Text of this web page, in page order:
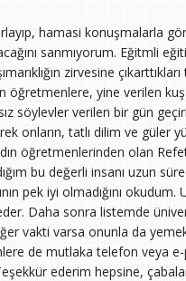
hamasi konuşmalarla
sanmıyorum. Eğitmli
zirvesine
öğretmenlere, yine verilen
söylevler verilen bir gün
onların, tatlı dilim ve güler
öğretmenlerinden olan
bu değerli insanı uzun
pek iyi olmadığını
Daha sonra listemde
vakti varsa onunla da
de mutlaka telefon veya
ederim hepsine,